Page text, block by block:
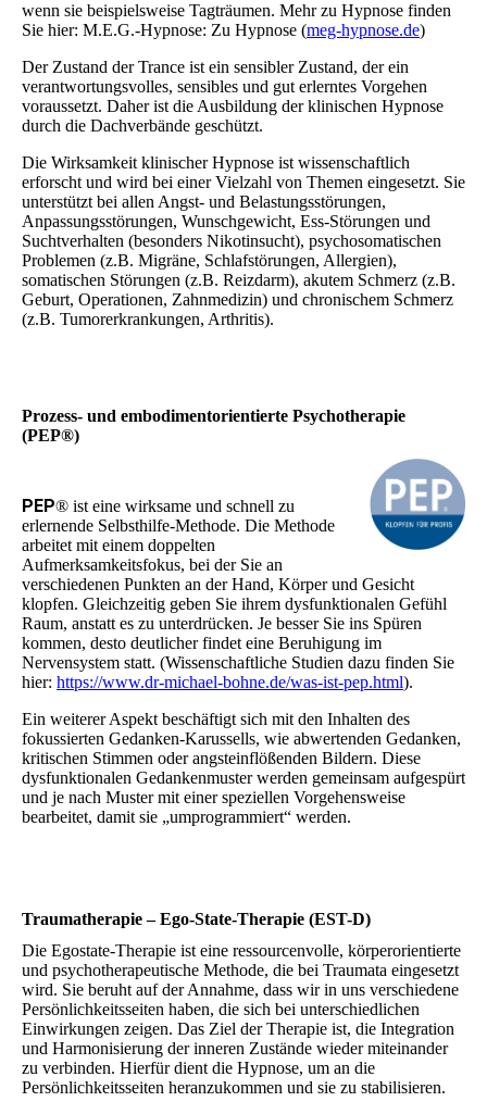
wenn sie beispielsweise Tagträumen. Mehr zu Hypnose finden
Sie hier: M.E.G.-Hypnose: Zu Hypnose (meg-hypnose.de)
Der Zustand der Trance ist ein sensibler Zustand, der ein
verantwortungsvolles, sensibles und gut erlerntes Vorgehen
voraussetzt. Daher ist die Ausbildung der klinischen Hypnose
durch die Dachverbände geschützt.
Die Wirksamkeit klinischer Hypnose ist wissenschaftlich
erforscht und wird bei einer Vielzahl von Themen eingesetzt. Sie
unterstützt bei allen Angst- und Belastungsstörungen,
Anpassungsstörungen, Wunschgewicht, Ess-Störungen und
Suchtverhalten (besonders Nikotinsucht), psychosomatischen
Problemen (z.B. Migräne, Schlafstörungen, Allergien),
somatischen Störungen (z.B. Reizdarm), akutem Schmerz (z.B.
Geburt, Operationen, Zahnmedizin) und chronischem Schmerz
(z.B. Tumorerkrankungen, Arthritis).
Prozess- und embodiment­orientierte Psychotherapie
(PEP®)
PEP® ist eine wirksame und schnell zu
erlernende Selbsthilfe-Methode. Die Methode
arbeitet mit einem doppelten
Aufmerksamkeitsfokus, bei der Sie an
verschiedenen Punkten an der Hand, Körper und Gesicht
klopfen. Gleichzeitig geben Sie ihrem dysfunktionalen Gefühl
Raum, anstatt es zu unterdrücken. Je besser Sie ins Spüren
kommen, desto deutlicher findet eine Beruhigung im
Nervensystem statt. (Wissenschaftliche Studien dazu finden Sie
hier: https://www.dr-michael-bohne.de/was-ist-pep.html).
Ein weiterer Aspekt beschäftigt sich mit den Inhalten des
fokussierten Gedanken-Karussells, wie abwertenden Gedanken,
kritischen Stimmen oder angsteinflößenden Bildern. Diese
dysfunktionalen Gedankenmuster werden gemeinsam aufgespürt
und je nach Muster mit einer speziellen Vorgehensweise
bearbeitet, damit sie „umprogrammiert“ werden.
Trauma­therapie – Ego-State-Therapie (EST-D)
Die Egostate-Therapie ist eine ressourcenvolle, körperorientierte
und psychotherapeutische Methode, die bei Traumata eingesetzt
wird. Sie beruht auf der Annahme, dass wir in uns verschiedene
Persönlichkeitsseiten haben, die sich bei unterschiedlichen
Einwirkungen zeigen. Das Ziel der Therapie ist, die Integration
und Harmonisierung der inneren Zustände wieder miteinander
zu verbinden. Hierfür dient die Hypnose, um an die
Persönlichkeitsseiten heranzukommen und sie zu stabilisieren.